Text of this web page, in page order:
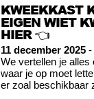
KWEEKKAST
EIGEN WIET
HIER 👈
11 december 2025 -
We vertellen je alles
waar je op moet
er zoal beschikbaar